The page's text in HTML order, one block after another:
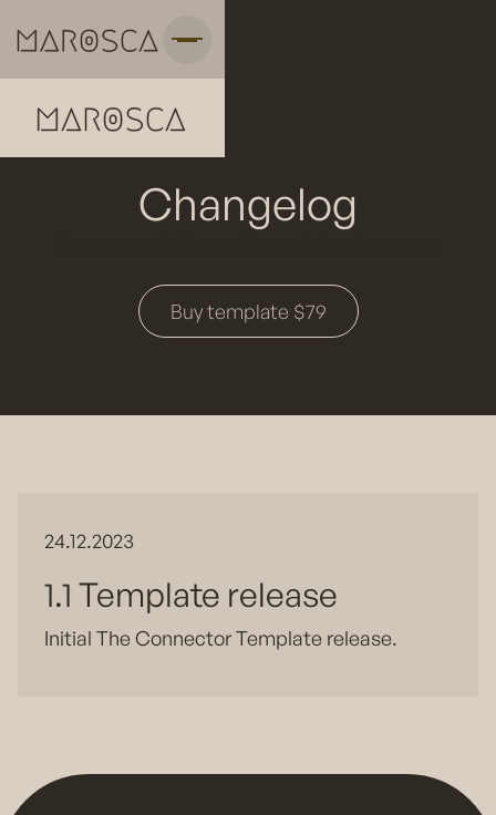
Changelog
Buy template $79
24.12.2023
1.1 Template release
Initial The Connector Template release.